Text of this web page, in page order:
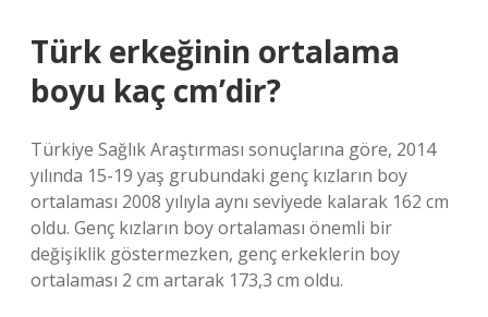
Türk erkeğinin ortalama
boyu kaç cm’dir?
Türkiye Sağlık Araştırması sonuçlarına göre, 2014
yılında 15-19 yaş grubundaki genç kızların boy
ortalaması 2008 yılıyla aynı seviyede kalarak 162 cm
oldu. Genç kızların boy ortalaması önemli bir
değişiklik göstermezken, genç erkeklerin boy
ortalaması 2 cm artarak 173,3 cm oldu.